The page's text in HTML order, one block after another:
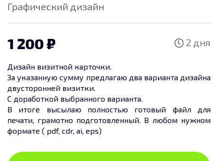
Графический дизайн
1 200 2 дня
Дизайн визитной карточки.
За указанную сумму предлагаю два варианта дизайна
двусторонней визитки.
С доработкой выбранного варианта.
В итоге высылаю полностью готовый файл для
печати, грамотно подготовленный. В любом нужном
формате ( pdf, cdr, ai, eps)